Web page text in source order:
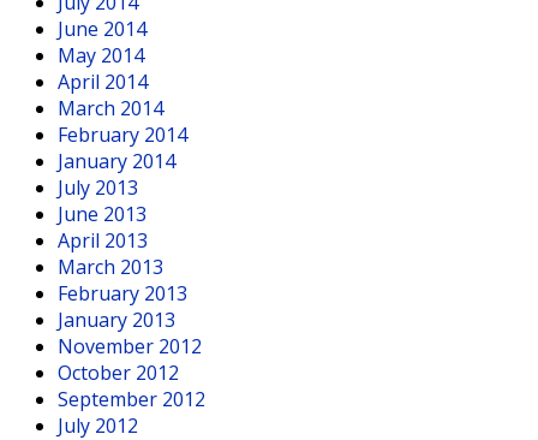
June 2014
May 2014
April 2014
March 2014
February 2014
January 2014
July 2013
June 2013
April 2013
March 2013
February 2013
January 2013
November 2012
October 2012
September 2012
July 2012